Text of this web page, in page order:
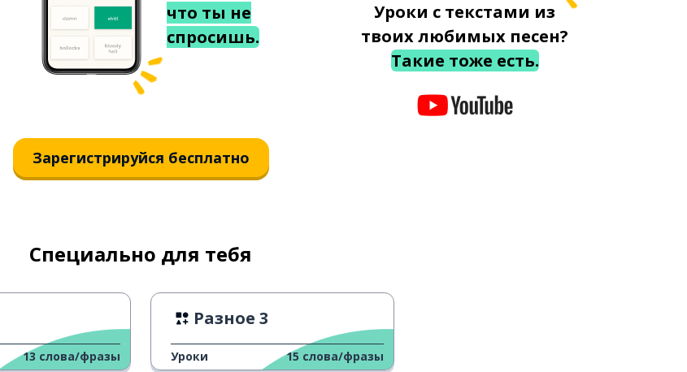
что ты не
спросишь.
Уроки с текстами из
твоих любимых песен?
Такие тоже есть.
Зарегистрируйся бесплатно
Специально для тебя
13 слова/фразы
Разное 3
Уроки 15 слова/фразы